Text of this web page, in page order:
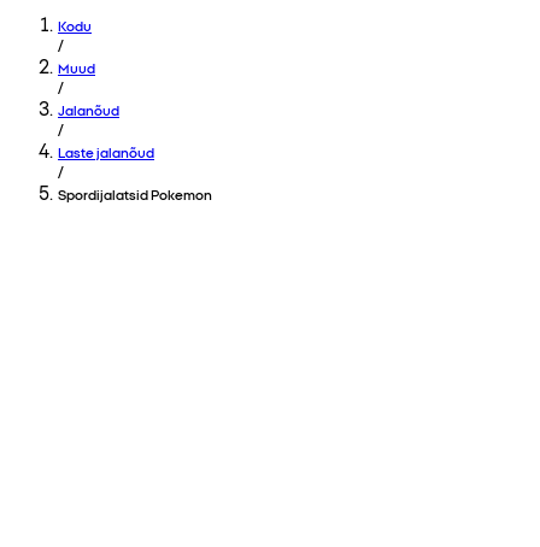
Kodu
/
Muud
/
Jalanõud
/
Laste jalanõud
/
Spordijalatsid Pokemon